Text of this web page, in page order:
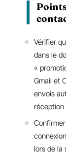
Vérifier
dans le
«
Gmail et
envois
réception
lors de la